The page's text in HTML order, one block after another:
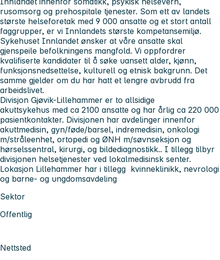
rusomsorg og prehospitale tjenester. Som ett av landets
største helseforetak med 9 000 ansatte og et stort antall
faggrupper, er vi Innlandets største kompetansemiljø.
Sykehuset Innlandet ønsker at våre ansatte skal
gjenspeile befolkningens mangfold. Vi oppfordrer
kvalifiserte kandidater til å søke uansett alder, kjønn,
funksjonsnedsettelse, kulturell og etnisk bakgrunn. Det
samme gjelder om du har hatt et lengre avbrudd fra
arbeidslivet.
Divisjon Gjøvik-Lillehammer er to allsidige
akuttsykehus med ca 2100 ansatte og har årlig ca 220 000
pasientkontakter. Divisjonen har avdelinger innenfor
akuttmedisin, gyn/føde/barsel, indremedisin, onkologi
m/stråleenhet, ortopedi og ØNH m/søvnseksjon og
hørselssentral, kirurgi, og bildediagnostikk.. I tillegg tilbyr
divisjonen helsetjenester ved lokalmedisinsk senter.
Lokasjon Lillehammer har i tillegg kvinneklinikk, nevrologi
og barne- og ungdomsavdeling
Sektor
Offentlig
Nettsted